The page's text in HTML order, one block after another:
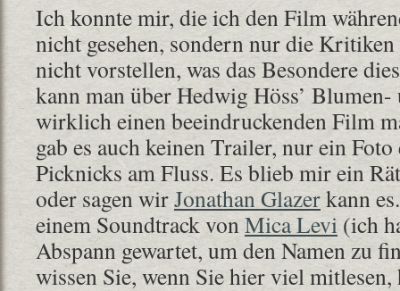
Ich konnte mir, die ich den Film
nicht gesehen, sondern nur die Kritiken
nicht vorstellen, was das Besondere
kann man über Hedwig Höss’ Blumen-
wirklich einen beeindruckenden Film
gab es auch keinen Trailer, nur ein
Picknicks am Fluss. Es blieb mir ein
oder sagen wirJonathan Glazerkann
einem Soundtrack von Mica Levi (ich
Abspann gewartet, um den Namen zu
wissen Sie, wenn Sie hier viel